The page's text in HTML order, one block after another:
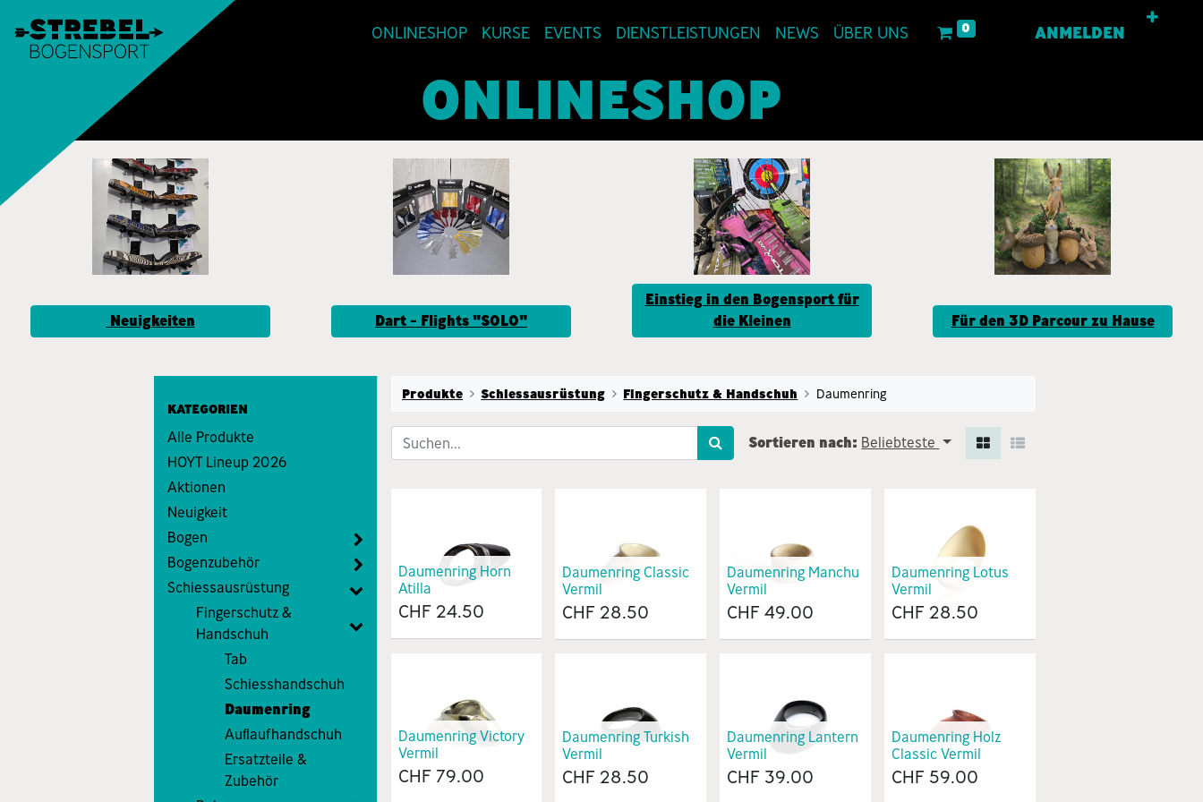
ONLINESHOP KURSE EVENTS DIENSTLEISTUNGEN NEWS ÜBER UNS 0 ANMELDEN
ONLINESHOP
Neuigkeiten Dart - Flights "SOLO"
Einstieg in den Bogensport für
die Kleinen
Für den 3D Parcour zu Hause
KATEGORIEN
Alle Produkte
HOYT Lineup 2026
Aktionen
Neuigkeit
Bogen
Bogenzubehör
Schiessausrüstung
Fingerschutz &
Handschuh
Tab
Schiesshandschuh
Daumenring
Auflaufhandschuh
Ersatzteile &
Zubehör
Produkte Schiessausrüstung Fingerschutz & Handschuh Daumenring
Sortieren nach: Beliebteste
Daumenring Horn
Atilla
CHF 24.50
Daumenring Classic
Vermil
CHF 28.50
Daumenring Manchu
Vermil
CHF 49.00
Daumenring Lotus
Vermil
CHF 28.50
Daumenring Victory
Vermil
CHF 79.00
Daumenring Turkish
Vermil
CHF 28.50
Daumenring Lantern
Vermil
CHF 39.00
Daumenring Holz
Classic Vermil
CHF 59.00